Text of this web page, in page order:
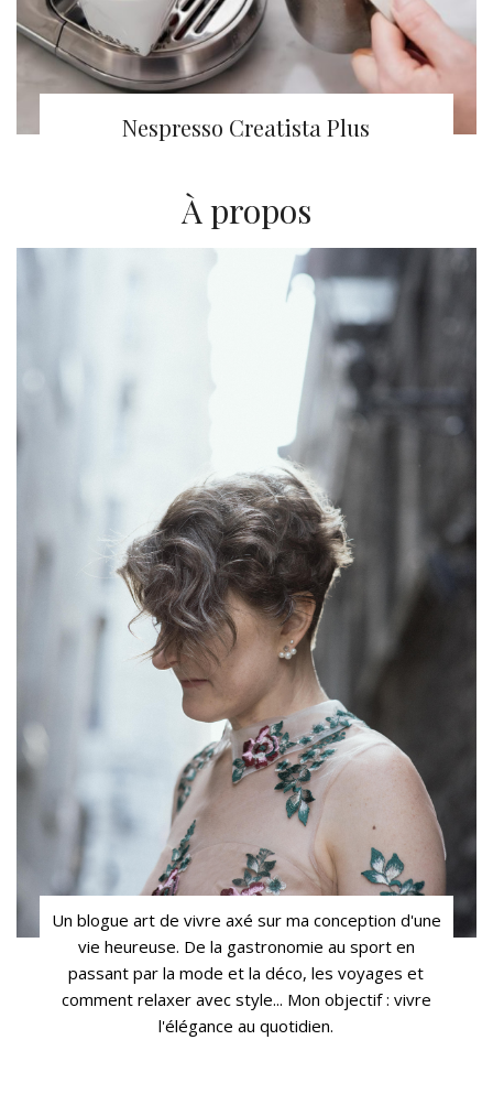
Nespresso Creatista Plus
À propos
Un blogue art de vivre axé sur ma conception d'une
vie heureuse. De la gastronomie au sport en
passant par la mode et la déco, les voyages et
comment relaxer avec style... Mon objectif : vivre
l'élégance au quotidien.